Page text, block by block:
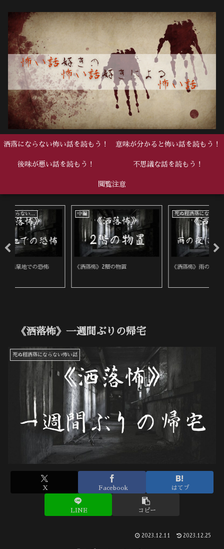
洒落にならない怖い話を読もう！ 意味が分かると怖い話を読もう！
後味が悪い話を読もう！ 不思議な話を読もう！
閲覧注意
死ぬ程洒落にならない怖い話
《洒落怖》雨の夜に来た女性 《洒落怖》ある田舎の葬式
《洒落怖》一週間ぶりの帰宅
死ぬ程洒落にならない怖い話
X Facebook はてブ
LINE コピー
2023.12.11 2023.12.25